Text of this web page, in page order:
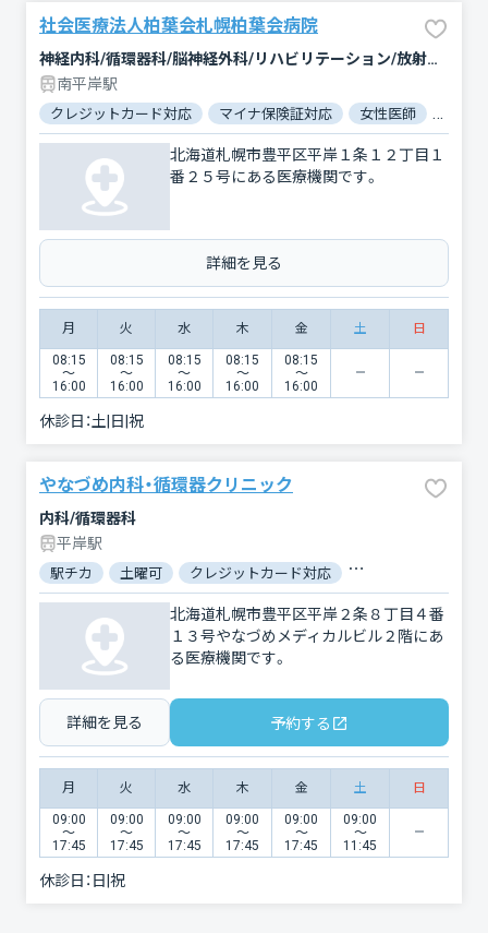
社会医療法人柏葉会札幌柏葉会病院
神経内科/循環器科/脳神経外科/リハビリテーション/放射線科
南平岸駅
クレジットカード対応 マイナ保険証対応 女性医師
北海道札幌市豊平区平岸１条１２丁目１
番２５号にある医療機関です。
詳細を見る
月 火 水 木 金 土 日
08:15
〜
16:00
08:15
〜
16:00
08:15
〜
16:00
08:15
〜
16:00
08:15
〜
16:00
休診日：土|日|祝
やなづめ内科・循環器クリニック
内科/循環器科
平岸駅
駅チカ 土曜可 クレジットカード対応 電子マネー対応
北海道札幌市豊平区平岸２条８丁目４番
１３号やなづめメディカルビル２階にあ
る医療機関です。
詳細を見る 予約する
月 火 水 木 金 土 日
09:00
〜
17:45
09:00
〜
17:45
09:00
〜
17:45
09:00
〜
17:45
09:00
〜
17:45
09:00
〜
11:45
休診日： 日|祝